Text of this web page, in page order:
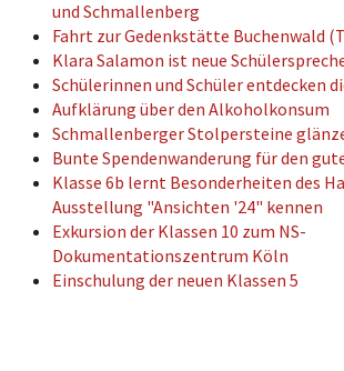
und Schmallenberg
Fahrt zur Gedenkstätte Buchenwald
Klara Salamon ist neue
Schülerinnen und Schüler entdecken
Aufklärung über den Alkoholkonsum
Schmallenberger Stolpersteine
Bunte Spendenwanderung für den
Klasse 6b lernt Besonderheiten des
Ausstellung "Ansichten '24" kennen
Exkursion der Klassen 10 zum NS-
Dokumentationszentrum Köln
Einschulung der neuen Klassen 5